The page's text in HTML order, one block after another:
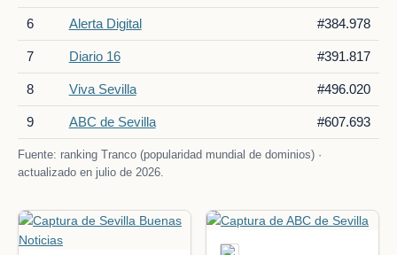
6 Alerta Digital #384.978
7 Diario 16 #391.817
8 Viva Sevilla #496.020
9 ABC de Sevilla #607.693
Fuente: ranking Tranco (popularidad mundial de dominios) ·
actualizado en julio de 2026.